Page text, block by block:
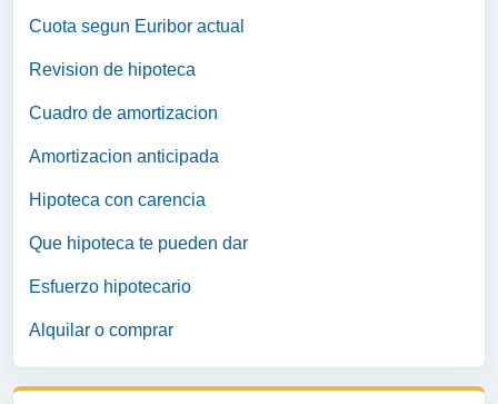
Cuota segun Euribor actual
Revision de hipoteca
Cuadro de amortizacion
Amortizacion anticipada
Hipoteca con carencia
Que hipoteca te pueden dar
Esfuerzo hipotecario
Alquilar o comprar